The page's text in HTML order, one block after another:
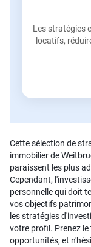
Les stratégies
locatifs,
Cette sélection de
immobilier de
paraissent les plus
Cependant,
personnelle qui doit
vos objectifs
les stratégies
votre profil. Prenez
opportunités, et